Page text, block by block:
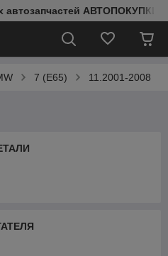
автозапчастей АВТОПОКУПКИ
7 (E65) 11.2001-2008